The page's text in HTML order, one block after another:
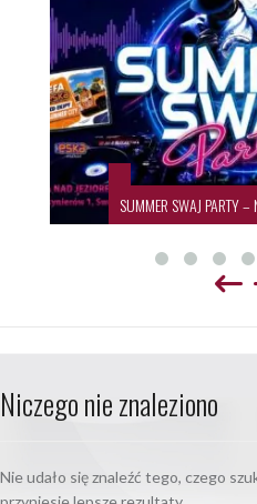
SUMMER SWAJ PARTY
Niczego nie znaleziono
Nie udało się znaleźć tego, czego